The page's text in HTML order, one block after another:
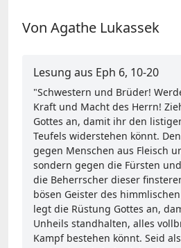
Von Agathe Lukassek
Lesung aus Eph 6, 10-20
"Schwestern und Brüder!
Kraft und Macht des Herrn!
Gottes an, damit ihr den
Teufels widerstehen könnt.
gegen Menschen aus Fleisch
sondern gegen die Fürsten
die Beherrscher dieser
bösen Geister des
legt die Rüstung Gottes an,
Unheils standhalten, alles
Kampf bestehen könnt. Seid